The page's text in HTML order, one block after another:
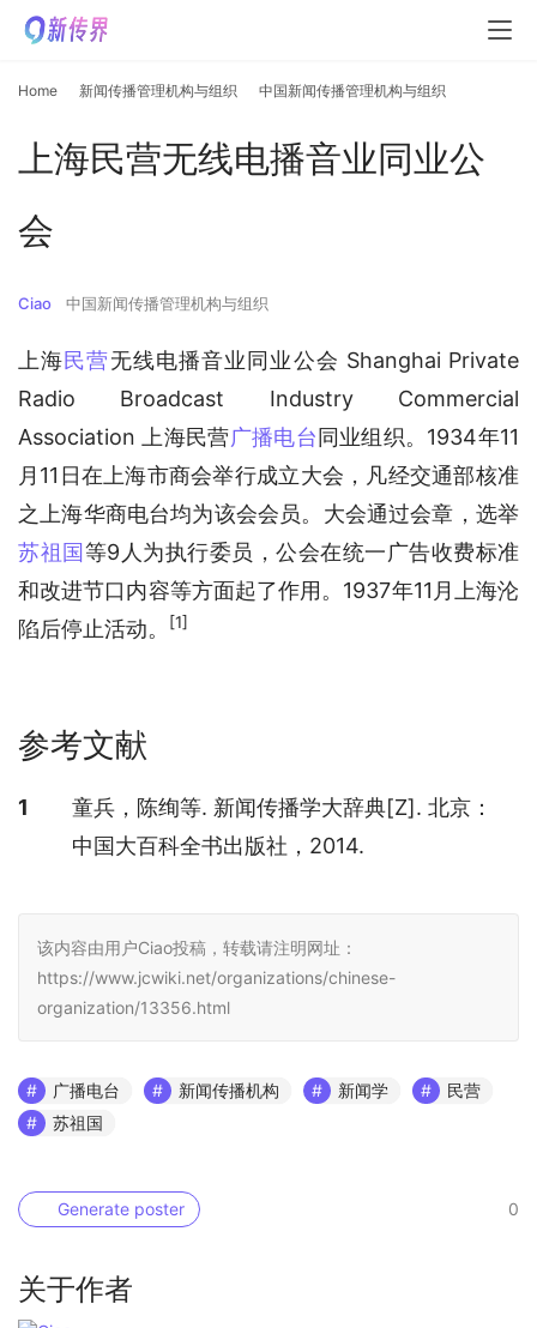
Home 新闻传播管理机构与组织 中国新闻传播管理机构与组织
上海民营无线电播音业同业公
会
Ciao 中国新闻传播管理机构与组织
上海民营无线电播音业同业公会 Shanghai Private
Radio Broadcast Industry Commercial
Association 上海民营广播电台 同业组织。1934年11
月11日在上海市商会举行成立大会，凡经交通部核准
之上海华商电台均为该会会员。大会通过会章，选举
苏祖国等9人为执行委员，公会在统一广告收费标准
和改进节口内容等方面起了作用。1937年11月上海沦
陷后停止活动。
[1]
参考文献
参考文献
1
童兵，陈绚等. 新闻传播学大辞典[Z]. 北京：
中国大百科全书出版社，2014.
该内容由用户Ciao投稿，转载请注明网址：
https://www.jcwiki.net/organizations/chinese-
organization/13356.html
广播电台 新闻传播机构 新闻学
民营
苏祖国
0
Generate poster
关于作者